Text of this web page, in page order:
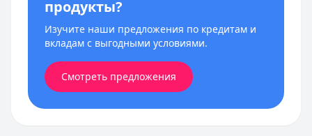
продукты?
Изучите наши предложения по кредитам и
вкладам с выгодными условиями.
Смотреть предложения